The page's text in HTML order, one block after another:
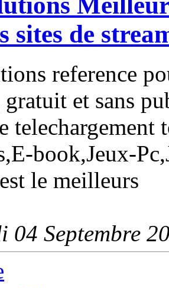
sites de
reference
et sans
telechargement
book,Jeux-
le meilleurs
04 Septembre